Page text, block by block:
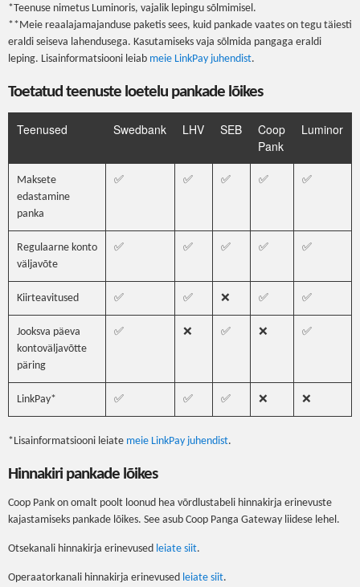
*Teenuse nimetus Luminoris, vajalik lepingu sõlmimisel.
**Meie reaalajamajanduse paketis sees, kuid pankade vaates on tegu täiesti
eraldi seiseva lahendusega. Kasutamiseks vaja sõlmida pangaga eraldi
leping. Lisainformatsiooni leiab meie LinkPay juhendist.
Toetatud teenuste loetelu pankade lõikes
Teenused Swedbank LHV SEB
Coop
Pank
Luminor
Maksete
edastamine
panka
✅ ✅ ✅ ✅ ✅
Regulaarne konto
väljavõte
✅ ✅ ✅ ✅ ✅
Kiirteavitused ✅ ✅ ❌ ✅ ✅
Jooksva päeva
kontoväljavõtte
päring
✅ ❌ ✅ ❌ ✅
LinkPay* ✅ ✅ ✅ ❌ ❌
*Lisainformatsiooni leiate meie LinkPay juhendist.
Hinnakiri pankade lõikes
Coop Pank on omalt poolt loonud hea võrdlustabeli hinnakirja erinevuste
kajastamiseks pankade lõikes. See asub Coop Panga Gateway liidese lehel.
Otsekanali hinnakirja erinevused leiate siit.
Operaatorkanali hinnakirja erinevused leiate siit.